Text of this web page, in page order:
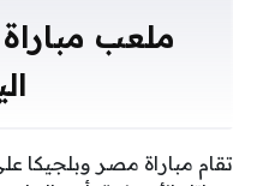
ملعب
تقام مباراة مصر وبلجيكا